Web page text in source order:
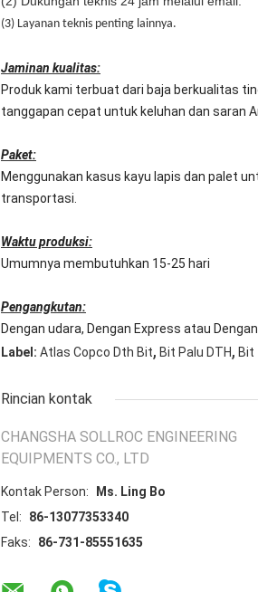
(3) Layanan teknis penting lainnya.
Jaminan kualitas:
Produk kami terbuat dari baja berkualitas
tanggapan cepat untuk keluhan dan saran
Paket:
Menggunakan kasus kayu lapis dan palet
transportasi.
Waktu produksi:
Umumnya membutuhkan 15-25 hari
Pengangkutan:
Dengan udara, Dengan Express atau
Label: Atlas Copco Dth Bit, Bit Palu DTH, Bit
Rincian kontak
CHANGSHA SOLLROC ENGINEERING
EQUIPMENTS CO., LTD
Kontak Person:
Ms. Ling Bo
Tel:
86-13077353340
Faks:
86-731-85551635